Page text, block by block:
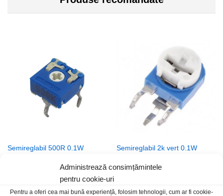
Administrează consimțămintele
pentru cookie-uri
Pentru a oferi cea mai bună experiență, folosim tehnologii, cum ar fi cookie-
Semireglabil 500R 0.1W
Semireglabil 2k vert 0.1W